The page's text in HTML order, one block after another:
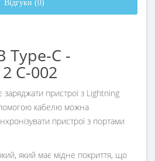
Відгуки (0)
Type-C -
C-002
пристрої з Lightning
кабелю можна
пристрої з портами
який має мідне покриття, що